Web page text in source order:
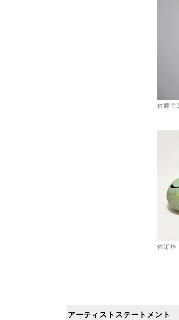
佐藤幸
佐瀬梓
アーティストステートメント